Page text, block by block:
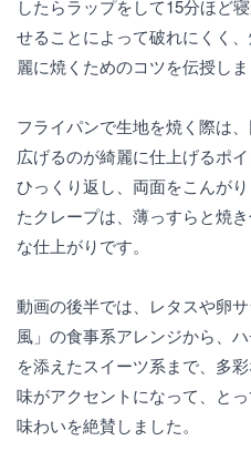
したらラップをして15分ほど
せることによって破れにくく
麗に焼くためのコツを伝授しま
フライパンで生地を焼く際は
広げるのが綺麗に仕上げるポ
ひっくり返し、両面をこんが
たクレープは、薄っすらと焼
な仕上がりです。
動画の後半では、レタスや卵
風」の食事系アレンジから、
を添えたスイーツ系まで、多
味がアクセントになって、と
味わいを絶賛しました。